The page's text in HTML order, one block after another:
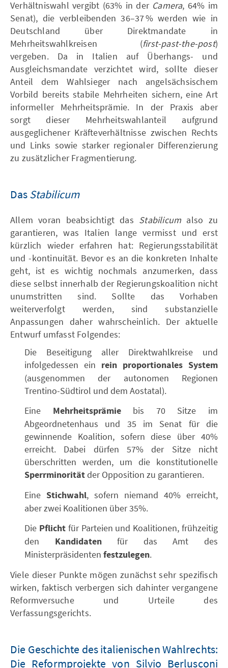
Verhältniswahl vergibt (63% in der Camera, 64% im
Senat), die verbleibenden 36–37 % werden wie in
Deutschland über Direktmandate in
Mehrheitswahlkreisen (first-past-the-post)
vergeben. Da in Italien auf Überhangs- und
Ausgleichsmandate verzichtet wird, sollte dieser
Anteil dem Wahlsieger nach angelsächsischem
Vorbild bereits stabile Mehrheiten sichern, eine Art
informeller Mehrheitsprämie. In der Praxis aber
sorgt dieser Mehrheitswahlanteil aufgrund
ausgeglichener Kräfteverhältnisse zwischen Rechts
und Links sowie starker regionaler Differenzierung
zu zusätzlicher Fragmentierung.
DasStabilicum
Allem voran beabsichtigt das Stabilicum also zu
garantieren, was Italien lange vermisst und erst
kürzlich wieder erfahren hat: Regierungsstabilität
und -kontinuität. Bevor es an die konkreten Inhalte
geht, ist es wichtig nochmals anzumerken, dass
diese selbst innerhalb der Regierungskoalition nicht
unumstritten sind. Sollte das Vorhaben
weiterverfolgt werden, sind substanzielle
Anpassungen daher wahrscheinlich. Der aktuelle
Entwurf umfasst Folgendes:
Die Beseitigung aller Direktwahlkreise und
infolgedessen ein rein proportionales System
(ausgenommen der autonomen Regionen
Trentino-Südtirol und dem Aostatal).
Eine Mehrheitsprämiebis 70 Sitze im
Abgeordnetenhaus und 35 im Senat für die
gewinnende Koalition, sofern diese über 40%
erreicht. Dabei dürfen 57% der Sitze nicht
überschritten werden, um die konstitutionelle
Sperrminoritätder Opposition zu garantieren.
Eine Stichwahl, sofern niemand 40% erreicht,
aber zwei Koalitionen über 35%.
Die Pflichtfür Parteien und Koalitionen, frühzeitig
den Kandidatenfür das Amt des
Ministerpräsidenten festzulegen.
Viele dieser Punkte mögen zunächst sehr spezifisch
wirken, faktisch verbergen sich dahinter vergangene
Reformversuche und Urteile des
Verfassungsgerichts.
Die Geschichte des italienischen Wahlrechts:
Die Reformprojekte von Silvio Berlusconi